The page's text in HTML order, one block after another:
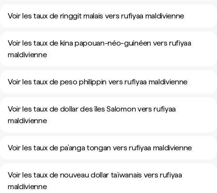
Voir les taux de ringgit malais vers rufiyaa maldivienne
Voir les taux de kina papouan-néo-guinéen vers rufiyaa
maldivienne
Voir les taux de peso philippin vers rufiyaa maldivienne
Voir les taux de dollar des îles Salomon vers rufiyaa
maldivienne
Voir les taux de pa’anga tongan vers rufiyaa maldivienne
Voir les taux de nouveau dollar taïwanais vers rufiyaa
maldivienne